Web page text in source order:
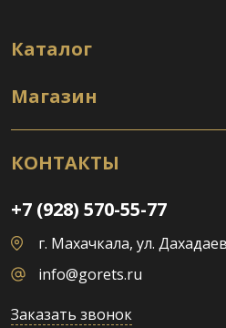
Каталог
Магазин
КОНТАКТЫ
+7 (928) 570-55-77
г. Махачкала, ул.
info@gorets.ru
Заказать звонок